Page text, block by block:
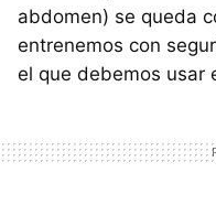
abdomen) se queda
entrenemos con
el que debemos usar